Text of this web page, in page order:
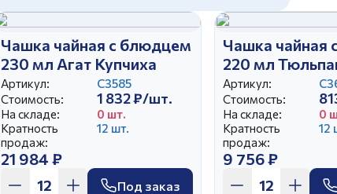
Чашка чайная с блюдцем
230 мл Агат Купчиха
Артикул:
С3585
Стоимость:
1 832 ₽/шт.
На складе:
0 шт.
Кратность
продаж:
12 шт.
21 984 ₽
Под заказ
Чашка чайная
220 мл
Жар-птицы
Артикул:
Стоимость:
На складе:
0
Кратность
продаж:
12
9 756 ₽